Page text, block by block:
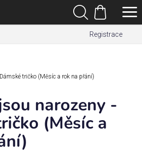
Registrace
Hledat
Nákupní
košík
tričko (Měsíc a rok na přání)
narozeny -
(Měsíc a